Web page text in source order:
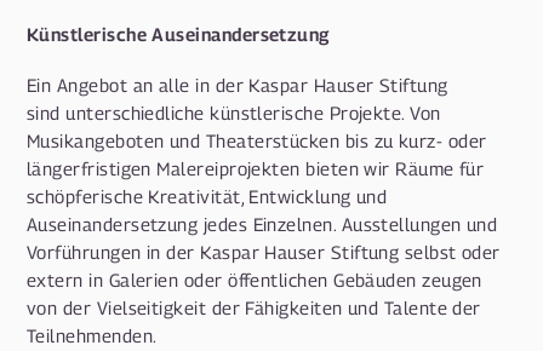
Künstlerische Auseinandersetzung
Ein Angebot an alle in der Kaspar Hauser Stiftung
sind unterschiedliche künstlerische Projekte. Von
Musikangeboten und Theaterstücken bis zu kurz- oder
längerfristigen Malereiprojekten bieten wir Räume für
schöpferische Kreativität, Entwicklung und
Auseinandersetzung jedes Einzelnen. Ausstellungen und
Vorführungen in der Kaspar Hauser Stiftung selbst oder
extern in Galerien oder öffentlichen Gebäuden zeugen
von der Vielseitigkeit der Fähigkeiten und Talente der
Teilnehmenden.